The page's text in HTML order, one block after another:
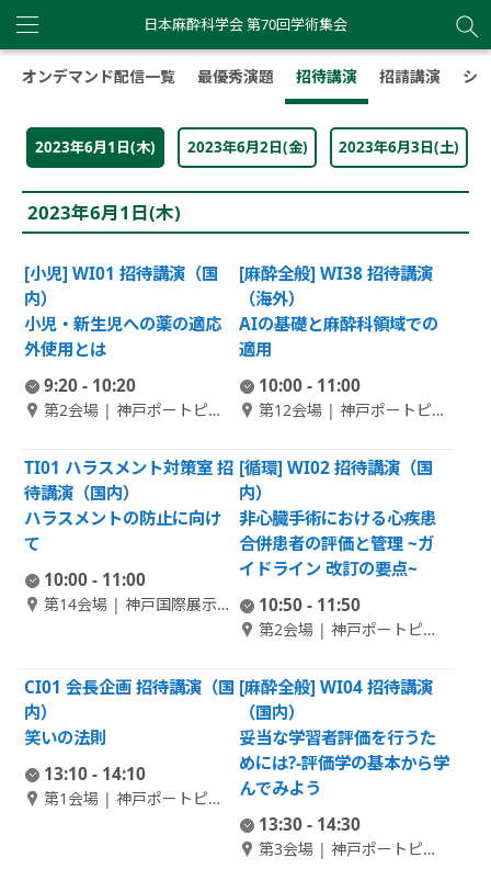
Toggle
navigation
日本麻酔科学会 第70回学術集会
オンデマンド配信一覧 最優秀演題 招待講演 招請講演 シ
2023年6月1日(木) 2023年6月2日(金) 2023年6月3日(土)
2023年6月1日(木)
[小児] WI01 招待講演（国
内）
小児・新生児への薬の適応
外使用とは
9:20 - 10:20
第2会場 | 神戸ポートピア
[麻酔全般] WI38 招待講演
（海外）
AIの基礎と麻酔科領域での
適用
10:00 - 11:00
第12会場 | 神戸ポートピア
TI01 ハラスメント対策室 招
待講演（国内）
ハラスメントの防止に向け
て
10:00 - 11:00
第14会場 | 神戸国際展示場
[循環] WI02 招待講演（国
内）
非心臓手術における心疾患
合併患者の評価と管理 ~ガ
イドライン 改訂の要点~
10:50 - 11:50
第2会場 | 神戸ポートピア
CI01 会長企画 招待講演（国
内）
笑いの法則
13:10 - 14:10
第1会場 | 神戸ポートピア
[麻酔全般] WI04 招待講演
（国内）
妥当な学習者評価を行うた
めには?-評価学の基本から学
んでみよう
13:30 - 14:30
第3会場 | 神戸ポートピア